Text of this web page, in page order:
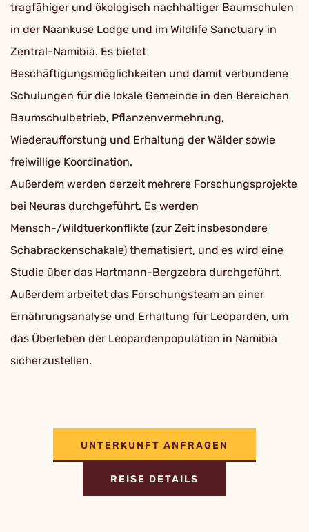
tragfähiger und ökologisch nachhaltiger Baumschulen
in der Naankuse Lodge und im Wildlife Sanctuary in
Zentral-Namibia. Es bietet
Beschäftigungsmöglichkeiten und damit verbundene
Schulungen für die lokale Gemeinde in den Bereichen
Baumschulbetrieb, Pflanzenvermehrung,
Wiederaufforstung und Erhaltung der Wälder sowie
freiwillige Koordination.
Außerdem werden derzeit mehrere Forschungsprojekte
bei Neuras durchgeführt. Es werden
Mensch-/Wildtuerkonflikte (zur Zeit insbesondere
Schabrackenschakale) thematisiert, und es wird eine
Studie über das Hartmann-Bergzebra durchgeführt.
Außerdem arbeitet das Forschungsteam an einer
Ernährungsanalyse und Erhaltung für Leoparden, um
das Überleben der Leopardenpopulation in Namibia
sicherzustellen.
UNTERKUNFT ANFRAGEN
REISE DETAILS